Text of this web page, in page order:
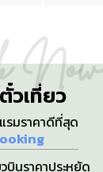
วเที่ยว
Now
รมราคาดีที่สุด
บินราคาประหยัด